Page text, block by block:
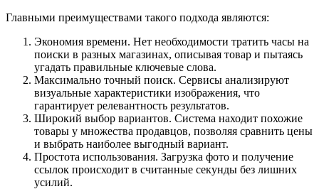
Главными преимуществами такого подхода являются:
Экономия времени. Нет необходимости тратить часы на
поиски в разных магазинах, описывая товар и пытаясь
угадать правильные ключевые слова.
Максимально точный поиск. Сервисы анализируют
визуальные характеристики изображения, что
гарантирует релевантность результатов.
Широкий выбор вариантов. Система находит похожие
товары у множества продавцов, позволяя сравнить цены
и выбрать наиболее выгодный вариант.
Простота использования. Загрузка фото и получение
ссылок происходит в считанные секунды без лишних
усилий.